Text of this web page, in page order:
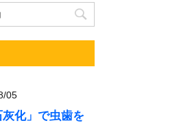
05
灰化」で虫歯を